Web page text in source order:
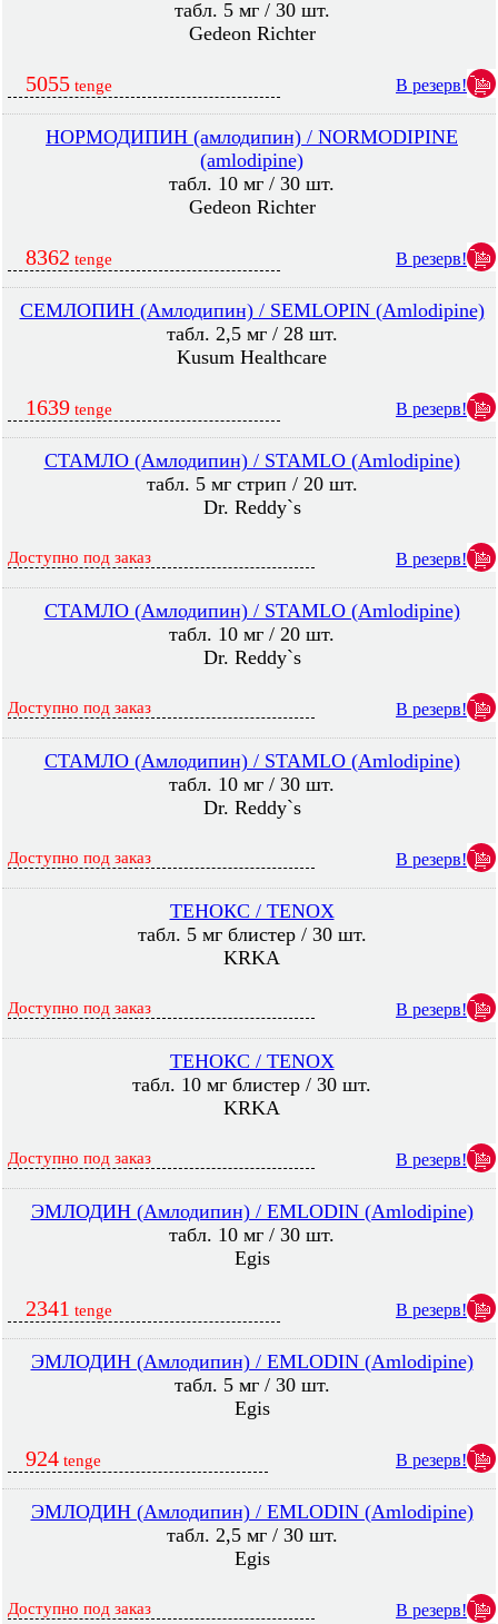
табл. 5 мг / 30 шт.
Gedeon Richter
5055 tenge В резерв!
НОРМОДИПИН (амлодипин) / NORMODIPINE
(amlodipine)
табл. 10 мг / 30 шт.
Gedeon Richter
8362 tenge В резерв!
СЕМЛОПИН (Амлодипин) / SEMLOPIN (Amlodipine)
табл. 2,5 мг / 28 шт.
Kusum Healthcare
1639 tenge В резерв!
СТАМЛО (Амлодипин) / STAMLO (Amlodipine)
табл. 5 мг стрип / 20 шт.
Dr. Reddy`s
Доступно под заказ В резерв!
СТАМЛО (Амлодипин) / STAMLO (Amlodipine)
табл. 10 мг / 20 шт.
Dr. Reddy`s
Доступно под заказ В резерв!
СТАМЛО (Амлодипин) / STAMLO (Amlodipine)
табл. 10 мг / 30 шт.
Dr. Reddy`s
Доступно под заказ В резерв!
ТЕНОКС / TENOX
табл. 5 мг блистер / 30 шт.
KRKA
Доступно под заказ В резерв!
ТЕНОКС / TENOX
табл. 10 мг блистер / 30 шт.
KRKA
Доступно под заказ В резерв!
ЭМЛОДИН (Амлодипин) / EMLODIN (Amlodipine)
табл. 10 мг / 30 шт.
Egis
2341 tenge В резерв!
ЭМЛОДИН (Амлодипин) / EMLODIN (Amlodipine)
табл. 5 мг / 30 шт.
Egis
924 tenge В резерв!
ЭМЛОДИН (Амлодипин) / EMLODIN (Amlodipine)
табл. 2,5 мг / 30 шт.
Egis
Доступно под заказ В резерв!